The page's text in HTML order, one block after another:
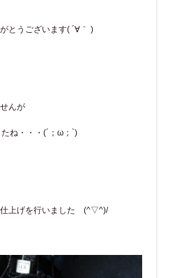
とうございます( ´∀｀ )
んが
ね・・・(´；ω；`)
仕上げを行いました (^▽^)/